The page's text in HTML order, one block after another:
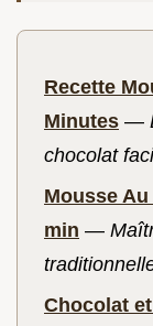
Recette
Minutes —
chocolat
Mousse
min —
Chocolat